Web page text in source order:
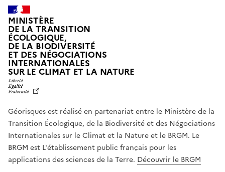
MINISTÈRE
DE LA TRANSITION
ÉCOLOGIQUE,
DE LA BIODIVERSITÉ
ET DES NÉGOCIATIONS
INTERNATIONALES
SUR LE CLIMAT ET LA NATUREL
T
É
,
É
G
A
L
Géorisques est réalisé en partenariat entre le Ministère de la
Transition Écologique, de la Biodiversité et des Négociations
Internationales sur le Climat et la Nature et le BRGM. Le
BRGM est L'établissement public français pour les
applications des sciences de la Terre. Découvrir le BRGM